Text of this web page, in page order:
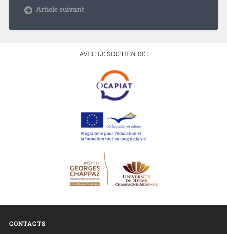
Article suivant
AVEC LE SOUTIEN DE :
CONTACTS